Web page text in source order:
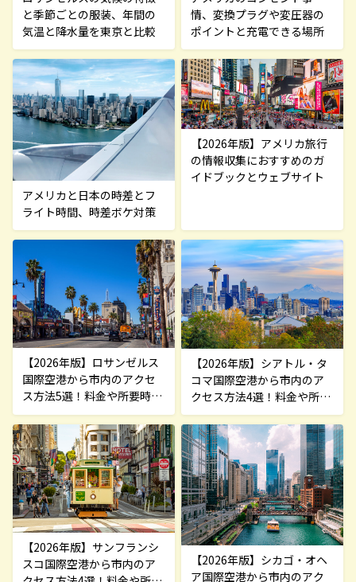
と季節ごとの服装、年間の
気温と降水量を東京と比較
情、変換プラグや変圧器の
ポイントと充電できる場所
アメリカと日本の時差とフ
ライト時間、時差ボケ対策
【2026年版】アメリカ旅行
の情報収集におすすめのガ
イドブックとウェブサイト
【2026年版】ロサンゼルス
国際空港から市内のアクセ
ス方法5選！料金や所要時間
を解説
【2026年版】シアトル・タ
コマ国際空港から市内のア
クセス方法4選！料金や所要
時間を解説
【2026年版】サンフランシ
スコ国際空港から市内のア
【2026年版】シカゴ・オヘ
ア国際空港から市内のアク